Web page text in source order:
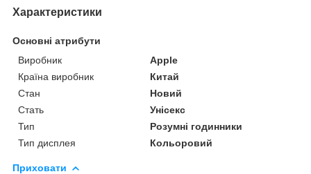
Характеристики
Основні атрибути
Виробник
Apple
Країна виробник
Китай
Стан
Новий
Стать
Унісекс
Тип
Розумні годинники
Тип дисплея
Кольоровий
Приховати